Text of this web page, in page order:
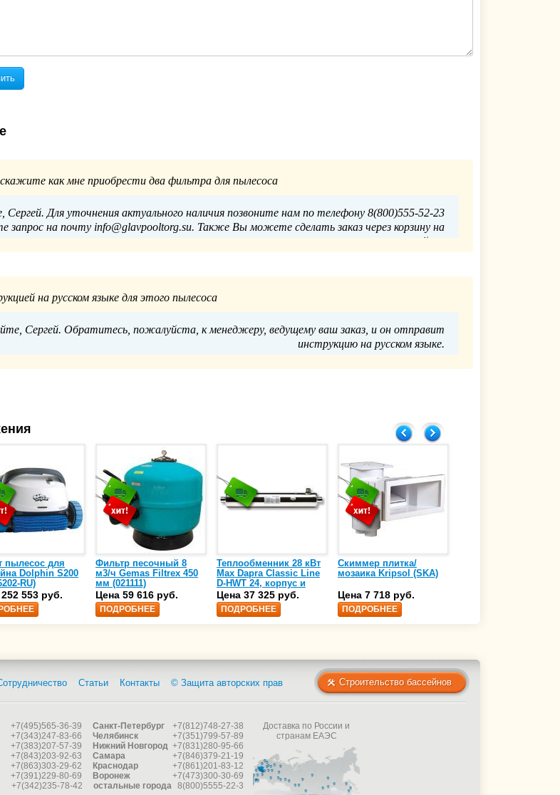
как мне приобрести два фильтра для пылесоса
Сергей. Для уточнения актуального наличия позвоните нам по телефону 8(800)555-52-23
запрос на почту info@glavpooltorg.su. Также Вы можете сделать заказ через корзину на
нашем сайте.
27.11.2023
на русском языке для этого пылесоса
Сергей. Обратитесь, пожалуйста, к менеджеру, ведущему ваш заказ, и он отправит
инструкцию на русском языке.
пылесос для
Dolphin S200
RU)
553 руб.
Фильтр песочный 8
м3/ч Gemas Filtrex 450
мм (021111)
Цена 59 616 руб.
ПОДРОБНЕЕ
Теплообменник 28 кВт
Max Dapra Classic Line
D-HWT 24, корпус и
спираль нержавеющая
сталь AISI-316 (10 01
25)
Цена 37 325 руб.
ПОДРОБНЕЕ
Скиммер плитка/
мозаика Kripsol (SKA)
Цена 7 718 руб.
ПОДРОБНЕЕ
Строительство бассейнов
Статьи Контакты © Защита авторских прав
+7(495)565-36-39 Санкт-Петербург
+7(812)748-27-38
+7(343)247-83-66 Челябинск
+7(351)799-57-89
+7(383)207-57-39 Нижний Новгород +7(831)280-95-66
+7(843)203-92-63 Самара
+7(846)379-21-19
+7(863)303-29-62 Краснодар
+7(861)201-83-12
+7(391)229-80-69 Воронеж
+7(473)300-30-69
+7(342)235-78-42 остальные города 8(800)5555-22-3
Доставка по России и
странам ЕАЭС